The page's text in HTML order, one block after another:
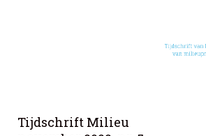
Tijdschrift Milieu